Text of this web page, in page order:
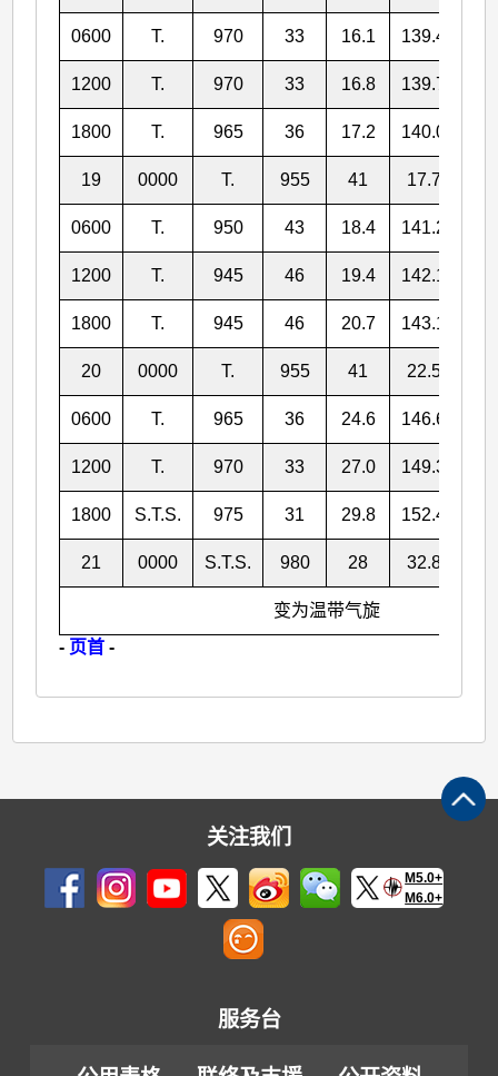
0600 T. 970 33 16.1 139.4
1200 T. 970 33 16.8 139.7
1800 T. 965 36 17.2 140.0
19 0000 T. 955 41 17.7
0600 T. 950 43 18.4 141.2
1200 T. 945 46 19.4 142.1
1800 T. 945 46 20.7 143.1
20 0000 T. 955 41 22.5
0600 T. 965 36 24.6 146.6
1200 T. 970 33 27.0 149.3
1800 S.T.S. 975 31 29.8 152.4
21 0000 S.T.S. 980 28 32.8
变为温带气旋
- 页首 -
关注我们
M5.0+
M6.0+
服务台